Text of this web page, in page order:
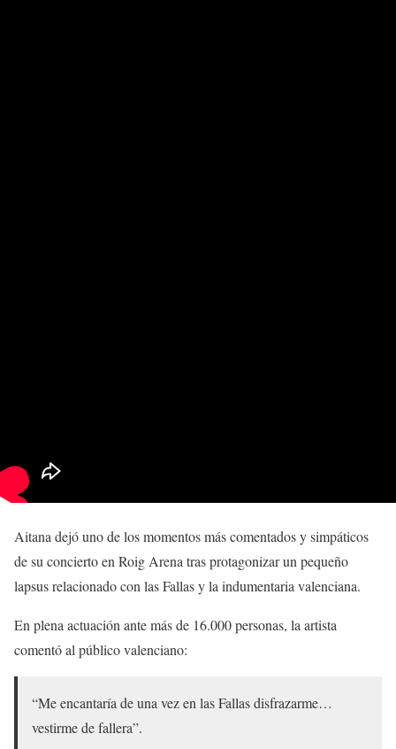
Aitana dejó uno de los momentos más comentados y simpáticos
de su concierto en Roig Arena tras protagonizar un pequeño
lapsus relacionado con las Fallas y la indumentaria valenciana.
En plena actuación ante más de 16.000 personas, la artista
comentó al público valenciano:
“Me encantaría de una vez en las Fallas disfrazarme…
vestirme de fallera”.